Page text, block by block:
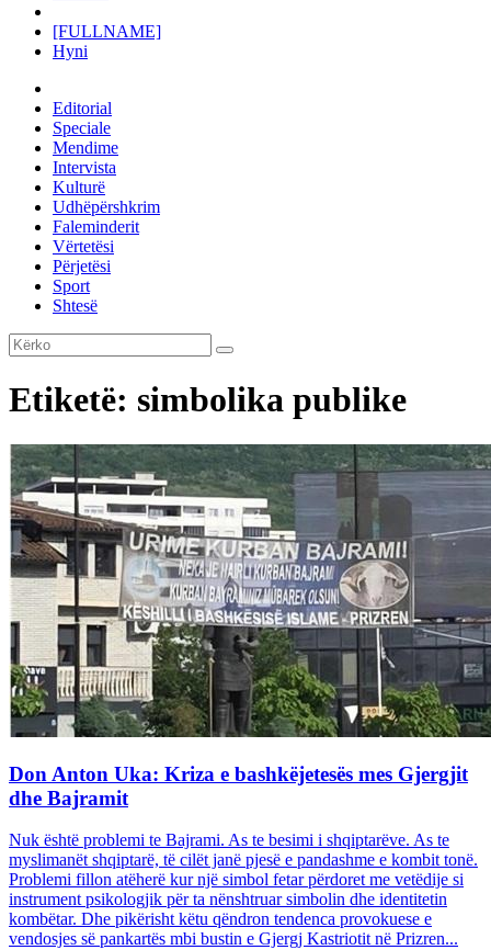
[FULLNAME]
Hyni
Editorial
Speciale
Mendime
Intervista
Kulturë
Udhëpërshkrim
Faleminderit
Vërtetësi
Përjetësi
Sport
Shtesë
Etiketë: simbolika publike
Don Anton Uka: Kriza e bashkëjetesës mes Gjergjit
dhe Bajramit
Nuk është problemi te Bajrami. As te besimi i shqiptarëve. As te
myslimanët shqiptarë, të cilët janë pjesë e pandashme e kombit tonë.
Problemi fillon atëherë kur një simbol fetar përdoret me vetëdije si
instrument psikologjik për ta nënshtruar simbolin dhe identitetin
kombëtar. Dhe pikërisht këtu qëndron tendenca provokuese e
vendosjes së pankartës mbi bustin e Gjergj Kastriotit në Prizren...